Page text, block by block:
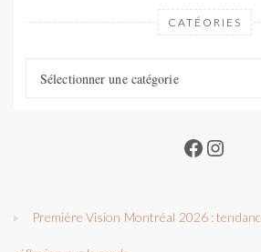
CATÉORIES
Sélectionner une catégorie
Facebook
Première Vision Montréal 2026 :